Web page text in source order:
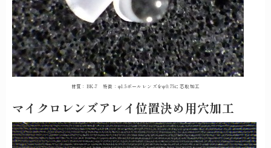
材質：BK-7 特徴：φ1.5ボールレンズをφ0.75に芯取加工
マイクロレンズアレイ位置決め用穴加工